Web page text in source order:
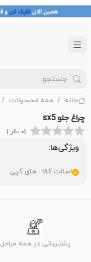
خانه همه محصولات
چراغ جلو sx5
(0 نظر )
ویژگی‌ها:
اصالت کالا : های کپی
پشتیبانی در همه مراحل